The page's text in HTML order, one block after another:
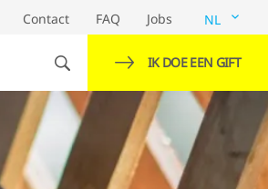
Contact FAQ Jobs NL
IK DOE EEN GIFT